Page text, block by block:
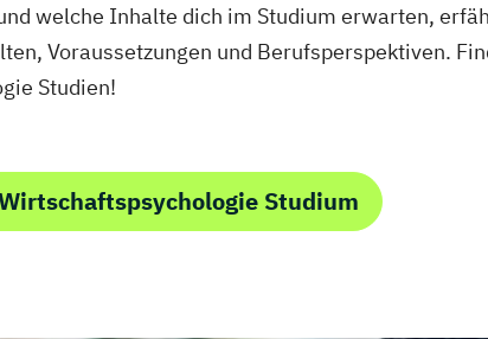
EN)
welche Inhalte dich im Studium erwarten,
Voraussetzungen und Berufsperspektiven.
Studien!
Studium